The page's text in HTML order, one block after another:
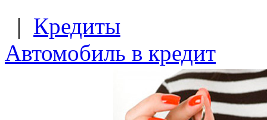
| Кредиты
Автомобиль в кредит